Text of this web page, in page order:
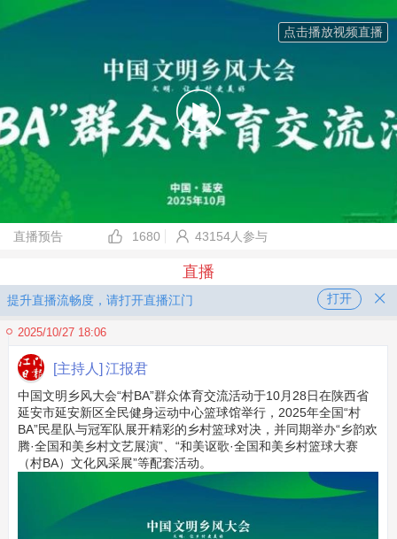
点击播放视频直播
直播预告 1680 43154人参与
直播
提升直播流畅度，请打开直播江门 打开
2025/10/27 18:06
[主持人] 江报君
中国文明乡风大会“村BA”群众体育交流活动于10月28日在陕西省
延安市延安新区全民健身运动中心篮球馆举行，2025年全国“村
BA”民星队与冠军队展开精彩的乡村篮球对决，并同期举办“乡韵欢
腾·全国和美乡村文艺展演”、“和美讴歌·全国和美乡村篮球大赛
（村BA）文化风采展”等配套活动。